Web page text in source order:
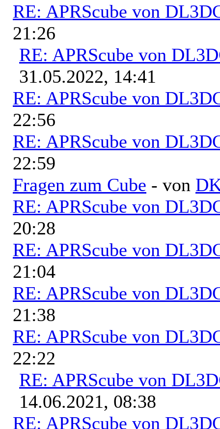
RE: APRScube von
21:26
RE: APRScube von
31.05.2022, 14:41
RE: APRScube von
22:56
RE: APRScube von
22:59
Fragen zum Cube - von
RE: APRScube von
20:28
RE: APRScube von
21:04
RE: APRScube von
21:38
RE: APRScube von
22:22
RE: APRScube von
14.06.2021, 08:38
RE: APRScube von